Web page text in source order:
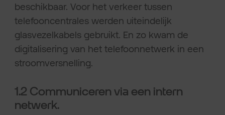
beschikbaar. Voor het verkeer tussen
telefooncentrales werden uiteindelijk
glasvezelkabels gebruikt. En zo kwam de
digitalisering van het telefoonnetwerk in een
stroomversnelling.
1.2 Communiceren via een intern
netwerk.